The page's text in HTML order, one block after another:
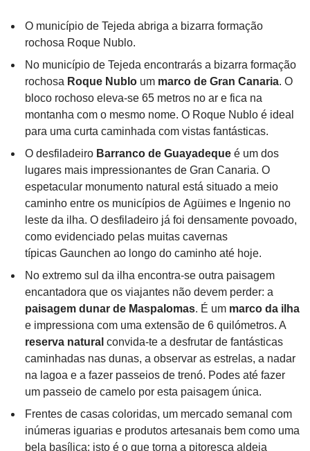
O município de Tejeda abriga a bizarra formação
rochosa Roque Nublo.
No município de Tejeda encontrarás a bizarra formação
rochosa Roque Nublo um marco de Gran Canaria. O
bloco rochoso eleva-se 65 metros no ar e fica na
montanha com o mesmo nome. O Roque Nublo é ideal
para uma curta caminhada com vistas fantásticas.
O desfiladeiro Barranco de Guayadeque é um dos
lugares mais impressionantes de Gran Canaria. O
espetacular monumento natural está situado a meio
caminho entre os municípios de Agüimes e Ingenio no
leste da ilha. O desfiladeiro já foi densamente povoado,
como evidenciado pelas muitas cavernas
típicas Gaunchen ao longo do caminho até hoje.
No extremo sul da ilha encontra-se outra paisagem
encantadora que os viajantes não devem perder: a
paisagem dunar de Maspalomas. É um marco da ilha
e impressiona com uma extensão de 6 quilómetros. A
reserva natural convida-te a desfrutar de fantásticas
caminhadas nas dunas, a observar as estrelas, a nadar
na lagoa e a fazer passeios de trenó. Podes até fazer
um passeio de camelo por esta paisagem única.
Frentes de casas coloridas, um mercado semanal com
inúmeras iguarias e produtos artesanais bem como uma
bela basílica: isto é o que torna a pitoresca aldeia